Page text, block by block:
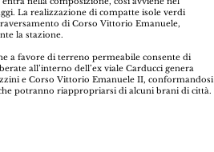
La realizzazione di compatte isole verdi
di Corso Vittorio Emanuele,
la stazione.
a favore di terreno permeabile consente di
all’interno dell’ex viale Carducci genera
e Corso Vittorio Emanuele II, conformandosi
potranno riappropriarsi di alcuni brani di città.